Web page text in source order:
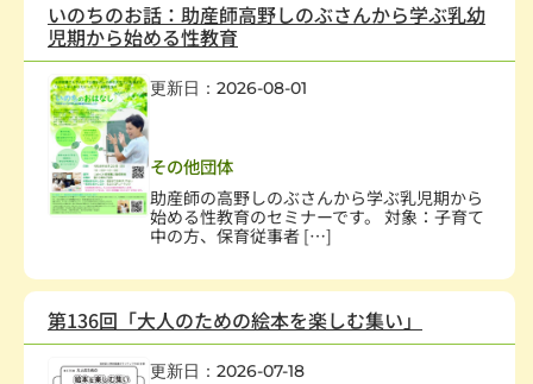
いのちのお話：助産師高野しのぶさんから学ぶ乳幼
児期から始める性教育
更新日：2026-08-01
その他団体
助産師の高野しのぶさんから学ぶ乳児期から
始める性教育のセミナーです。 対象：子育て
中の方、保育従事者 […]
第136回「大人のための絵本を楽しむ集い」
更新日：2026-07-18